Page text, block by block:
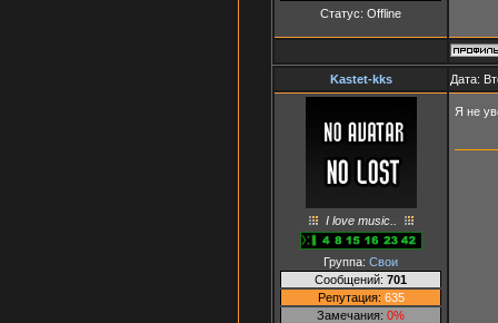
Статус: Offline
Kastet-kks Дата:
I love music..
Группа: Свои
Сообщений: 701
Репутация: 635
Замечания: 0%
Я не